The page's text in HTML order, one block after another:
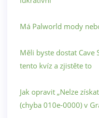
Má Palworld mody
Měli byste dostat Cave
tento kvíz a zjistěte to
Jak opravit „Nelze
(chyba 010e-0000) v